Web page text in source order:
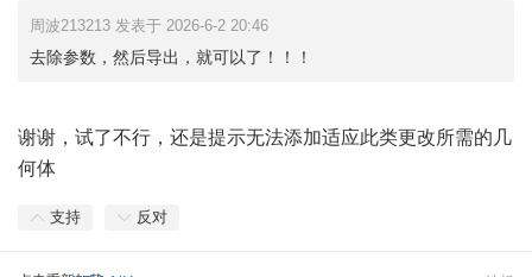
周波213213 发表于 2026-6-2 20:46
去除参数，然后导出，就可以了！！！
谢谢，试了不行，还是提示无法添加适应此类更改所需的几
何体
支持 反对